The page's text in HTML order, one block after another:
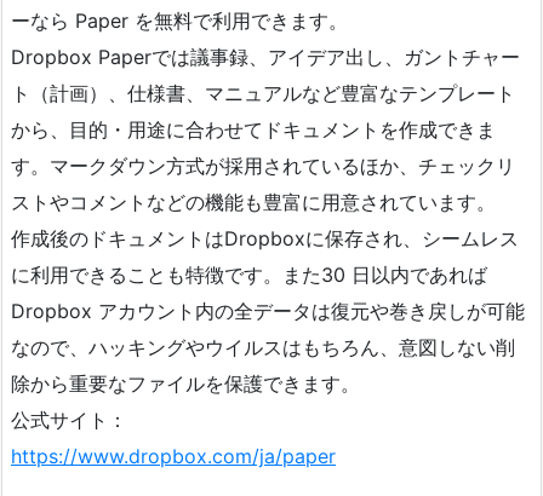
ーなら Paper を無料で利用できます。
Dropbox Paperでは議事録、アイデア出し、ガントチャー
ト（計画）、仕様書、マニュアルなど豊富なテンプレート
から、目的・用途に合わせてドキュメントを作成できま
す。マークダウン方式が採用されているほか、チェックリ
ストやコメントなどの機能も豊富に用意されています。
作成後のドキュメントはDropboxに保存され、シームレス
に利用できることも特徴です。また30 日以内であれば
Dropbox アカウント内の全データは復元や巻き戻しが可能
なので、ハッキングやウイルスはもちろん、意図しない削
除から重要なファイルを保護できます。
公式サイト：
https://www.dropbox.com/ja/paper